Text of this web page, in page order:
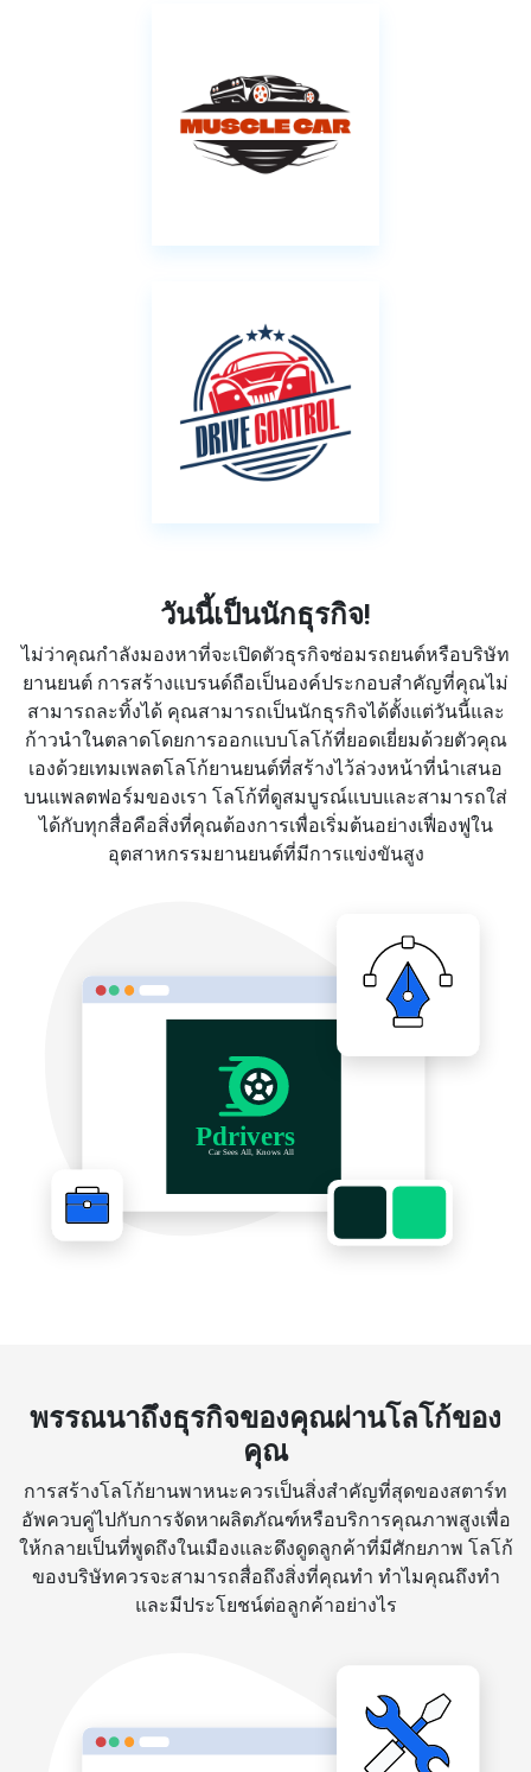
วันนี้เป็นนักธุรกิจ!
ไม่ว่าคุณกำลังมองหาที่จะเปิดตัวธุรกิจซ่อมรถยนต์หรือบริษัท
ยานยนต์ การสร้างแบรนด์ถือเป็นองค์ประกอบสำคัญที่คุณไม่
สามารถละทิ้งได้ คุณสามารถเป็นนักธุรกิจได้ตั้งแต่วันนี้และ
ก้าวนำในตลาดโดยการออกแบบโลโก้ที่ยอดเยี่ยมด้วยตัวคุณ
เองด้วยเทมเพลตโลโก้ยานยนต์ที่สร้างไว้ล่วงหน้าที่นำเสนอ
บนแพลตฟอร์มของเรา โลโก้ที่ดูสมบูรณ์แบบและสามารถใส่
ได้กับทุกสื่อคือสิ่งที่คุณต้องการเพื่อเริ่มต้นอย่างเฟื่องฟูใน
อุตสาหกรรมยานยนต์ที่มีการแข่งขันสูง
พรรณนาถึงธุรกิจของคุณผ่านโลโก้ของ
คุณ
การสร้างโลโก้ยานพาหนะควรเป็นสิ่งสำคัญที่สุดของสตาร์ท
อัพควบคู่ไปกับการจัดหาผลิตภัณฑ์หรือบริการคุณภาพสูงเพื่อ
ให้กลายเป็นที่พูดถึงในเมืองและดึงดูดลูกค้าที่มีศักยภาพ โลโก้
ของบริษัทควรจะสามารถสื่อถึงสิ่งที่คุณทำ ทำไมคุณถึงทำ
และมีประโยชน์ต่อลูกค้าอย่างไร